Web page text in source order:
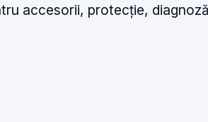
accesorii, protecție,